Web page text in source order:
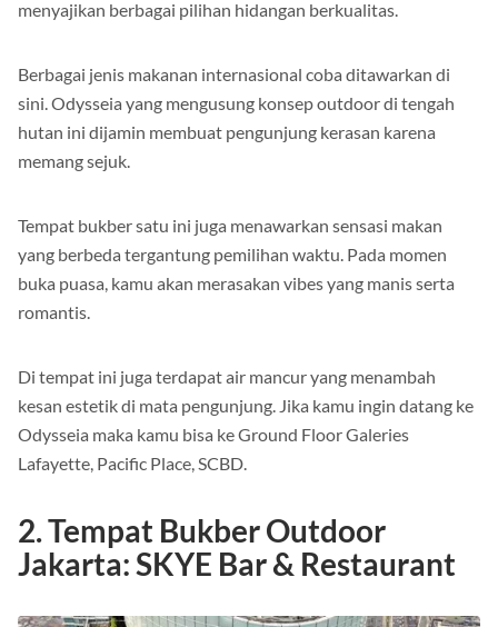
menyajikan berbagai pilihan hidangan berkualitas.
Berbagai jenis makanan internasional coba ditawarkan di
sini. Odysseia yang mengusung konsep outdoor di tengah
hutan ini dijamin membuat pengunjung kerasan karena
memang sejuk.
Tempat bukber satu ini juga menawarkan sensasi makan
yang berbeda tergantung pemilihan waktu. Pada momen
buka puasa, kamu akan merasakan vibes yang manis serta
romantis.
Di tempat ini juga terdapat air mancur yang menambah
kesan estetik di mata pengunjung. Jika kamu ingin datang ke
Odysseia maka kamu bisa ke Ground Floor Galeries
Lafayette, Pacific Place, SCBD.
2. Tempat Bukber Outdoor
Jakarta: SKYE Bar & Restaurant